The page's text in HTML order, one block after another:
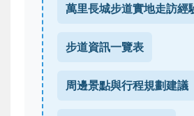
萬里長城步道實地走訪經
步道資訊一覽表
周邊景點與行程規劃建議